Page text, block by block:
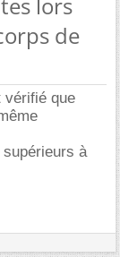
de
vérifié que
à